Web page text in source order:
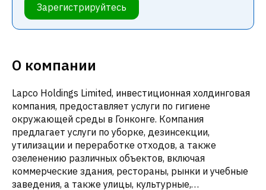
Зарегистрируйтесь
О компании
Lapco Holdings Limited, инвестиционная холдинговая
компания, предоставляет услуги по гигиене
окружающей среды в Гонконге. Компания
предлагает услуги по уборке, дезинсекции,
утилизации и переработке отходов, а также
озеленению различных объектов, включая
коммерческие здания, рестораны, рынки и учебные
заведения, а также улицы, культурные,